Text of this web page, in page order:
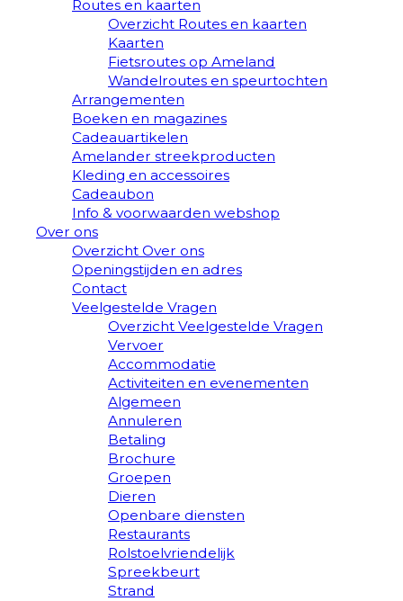
Routes en kaarten
Overzicht Routes en kaarten
Kaarten
Fietsroutes op Ameland
Wandelroutes en speurtochten
Arrangementen
Boeken en magazines
Cadeauartikelen
Amelander streekproducten
Kleding en accessoires
Cadeaubon
Info & voorwaarden webshop
Over ons
Overzicht Over ons
Openingstijden en adres
Contact
Veelgestelde Vragen
Overzicht Veelgestelde Vragen
Vervoer
Accommodatie
Activiteiten en evenementen
Algemeen
Annuleren
Betaling
Brochure
Groepen
Dieren
Openbare diensten
Restaurants
Rolstoelvriendelijk
Spreekbeurt
Strand